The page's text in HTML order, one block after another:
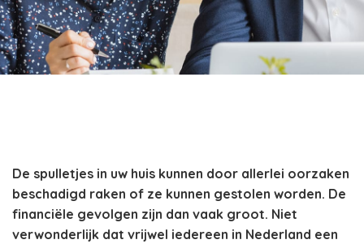
De spulletjes in uw huis kunnen door allerlei oorzaken
beschadigd raken of ze kunnen gestolen worden. De
financiële gevolgen zijn dan vaak groot. Niet
verwonderlijk dat vrijwel iedereen in Nederland een